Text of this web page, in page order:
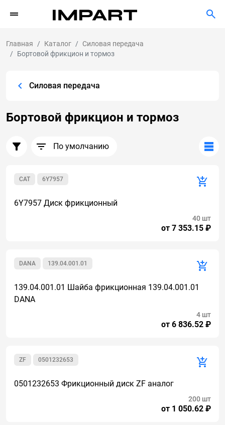
Главная Каталог
Силовая передача
Бортовой фрикцион и тормоз
Силовая передача
Бортовой фрикцион и тормоз
По умолчанию
6Y7957
CAT
6Y7957 Диск фрикционный
от 7 353.15 ₽
40 шт
139.04.001.01
DANA
139.04.001.01 Шайба фрикционная 139.04.001.01
DANA
от 6 836.52 ₽
4 шт
0501232653
ZF
0501232653 Фрикционный диск ZF аналог
от 1 050.62 ₽
200 шт